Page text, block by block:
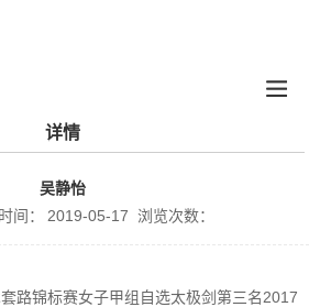
详情
吴静怡
间： 2019-05-17 浏览次数：
路锦标赛女子甲组自选太极剑第三名2017